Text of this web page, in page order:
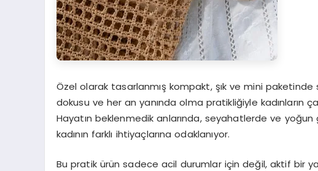
Özel olarak tasarlanmış kompakt, şık ve mini
dokusu ve her an yanında olma pratikliğiyle kadınların
Hayatın beklenmedik anlarında, seyahatlerde ve
kadının farklı ihtiyaçlarına odaklanıyor.
Bu pratik ürün sadece acil durumlar için değil, aktif bir